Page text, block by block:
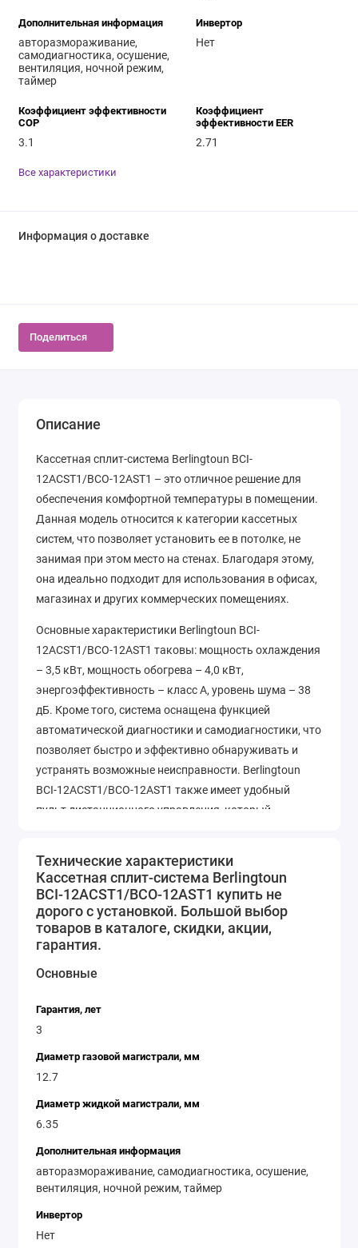
Дополнительная информация
авторазмораживание,
самодиагностика, осушение,
вентиляция, ночной режим,
таймер
Инвертор
Нет
Коэффициент эффективности
COP
3.1
Коэффициент
эффективности EER
2.71
Все характеристики
Информация о доставке
Поделиться
Описание
Кассетная сплит-система Berlingtoun BCI-
12ACST1/BCO-12AST1 – это отличное решение для
обеспечения комфортной температуры в помещении.
Данная модель относится к категории кассетных
систем, что позволяет установить ее в потолке, не
занимая при этом место на стенах. Благодаря этому,
она идеально подходит для использования в офисах,
магазинах и других коммерческих помещениях.
Основные характеристики Berlingtoun BCI-
12ACST1/BCO-12AST1 таковы: мощность охлаждения
– 3,5 кВт, мощность обогрева – 4,0 кВт,
энергоэффективность – класс A, уровень шума – 38
дБ. Кроме того, система оснащена функцией
автоматической диагностики и самодиагностики, что
позволяет быстро и эффективно обнаруживать и
устранять возможные неисправности. Berlingtoun
BCI-12ACST1/BCO-12AST1 также имеет удобный
пульт дистанционного управления, который
сплит-систему для своего бизнеса, то Berlingtoun BCI-
12ACST1/BCO-12AST1 – отличный выбор!
Технические характеристики
Кассетная сплит-система Berlingtoun
BCI-12ACST1/BCO-12AST1 купить не
дорого с установкой. Большой выбор
товаров в каталоге, скидки, акции,
гарантия.
Основные
Гарантия, лет
3
Диаметр газовой магистрали, мм
12.7
Диаметр жидкой магистрали, мм
6.35
Дополнительная информация
авторазмораживание, самодиагностика, осушение,
вентиляция, ночной режим, таймер
Инвертор
Нет